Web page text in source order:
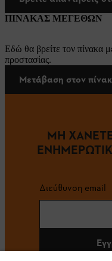
ΠΙΝΑΚΑΣ ΜΕΓΕΘΩΝ
Εδώ θα βρείτε τον πίνακα
προστασίας.
Μετάβαση στον
ΜΗ
Διεύθυνση email